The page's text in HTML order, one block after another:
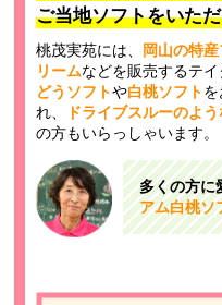
ご当地ソフトをいた
桃茂実苑には、 岡山の特
リームなどを販売するテ
どうソフトや白桃ソフト
れ、
ドライブスルーのよ
の方もいらっしゃいます。
多くの方に
アム白桃ソ